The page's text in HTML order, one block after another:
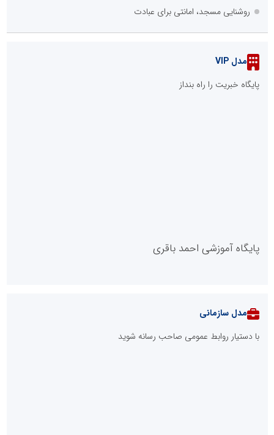
روشنایی مسجد، امانتی برای عبادت
مدل VIP
پایگاه خبریت را راه بنداز
پایگاه آموزشی احمد باقری
مدل سازمانی
با دستیار روابط عمومی صاحب رسانه شوید